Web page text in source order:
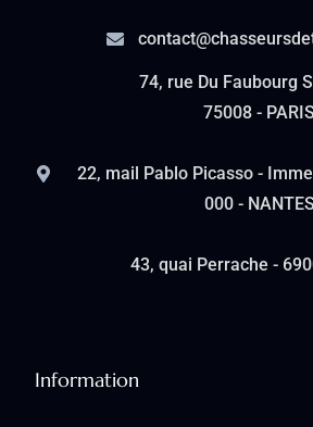
Information
74, rue Du Faubourg
75008 - PARIS
22, mail Pablo Picasso -
000 - NANTES
43, quai Perrache -